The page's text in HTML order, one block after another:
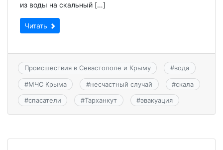
из воды на скальный […]
Читать
Происшествия в Севастополе и Крыму #вода
#МЧС Крыма #несчастный случай #скала
#спасатели #Тарханкут #эвакуация